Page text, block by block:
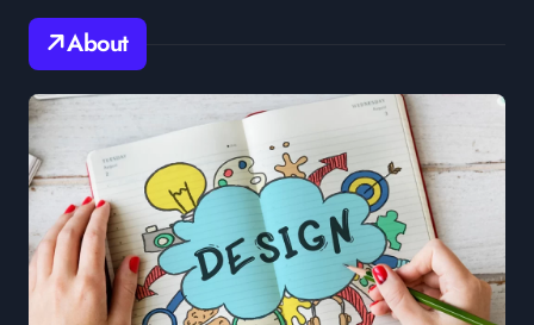
About